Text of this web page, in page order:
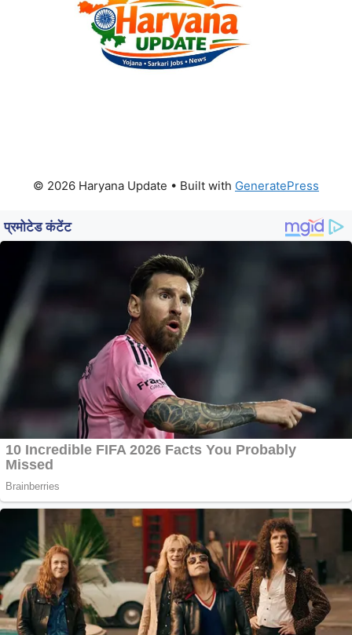
© 2026 Haryana Update • Built with GeneratePress